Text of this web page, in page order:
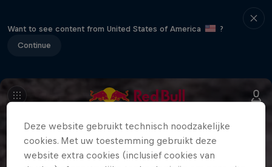
Want to see content from United States of America
?
Continue
Deze website gebruikt technisch noodzakelijke
cookies. Met uw toestemming gebruikt deze
website extra cookies (inclusief cookies van